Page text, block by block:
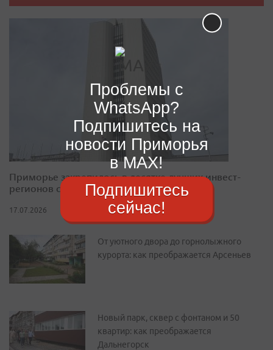
Приморье закрепилось в десятке лучших инвест-
регионов страны
17.07.2026
От уютного двора до горнолыжного
курорта: как преображается Арсеньев
Новый парк, сквер с фонтаном и 50
квартир: как преображается
Дальнегорск
Проблемы с
WhatsApp?
Подпишитесь на
новости Приморья
в MAX!
Подпишитесь
сейчас!